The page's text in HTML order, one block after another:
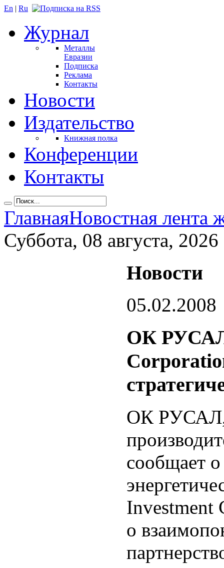
En | Ru
Журнал
Металлы
Евразии
Подписка
Реклама
Контакты
Новости
Издательство
Книжная полка
Конференции
Контакты
ГлавнаяНовостная лента
Суббота, 08 августа, 2026
Новости
05.02.2008
ОК РУСАЛ
ОК РУСАЛ,
сообщает
Investment
о